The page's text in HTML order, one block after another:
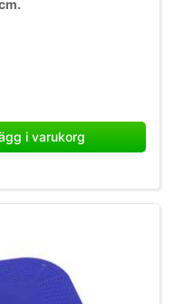
i varukorg